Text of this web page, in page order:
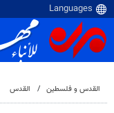
القدس و فلسطین القدس